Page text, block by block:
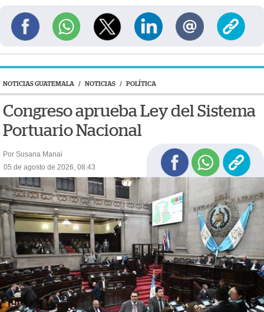
NOTICIAS GUATEMALA / NOTICIAS / POLÍTICA
Congreso aprueba Ley del Sistema
Portuario Nacional
Por Susana Manai
05 de agosto de 2026, 08:43